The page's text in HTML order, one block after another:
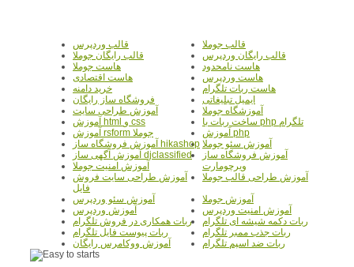
قالب جوملا
قالب وردپرس
قالب رایگان وردپرس
قالب رایگان جوملا
هاست نامحدود
هاست جوملا
هاست وردپرس
هاست اقتصادی
هاست ربات تلگرام
خرید دامنه
ایمیل تبلیغاتی
فروشگاه ساز رایگان
آموزشگاه جوملا
آموزش طراحی سایت
ساخت ربات با php تلگرام
آموزش html و css
آموزش php
آموزش rsform جوملا
آموزش سئو جوملا آموزش فروشگاه ساز hikashop
آموزش فروشگاه ساز
ویرچومارت
آموزش آگهی ساز djclassified
آموزش امنیت جوملا
آموزش طراحی قالب جوملا
آموزش طراحی سایت فروش
فایل
آموزش جوملا
آموزش سئو وردپرس
آموزش امنیت وردپرس
آموزش وردپرس
ربات دکمه شیشه ای تلگرام
ربات همکاری در فروش تلگرام
ربات جذب ممبر تلگرام
ربات پیوست فایل تلگرام
ربات ضد اسپم تلگرام
آموزش ووکامرس رایگان